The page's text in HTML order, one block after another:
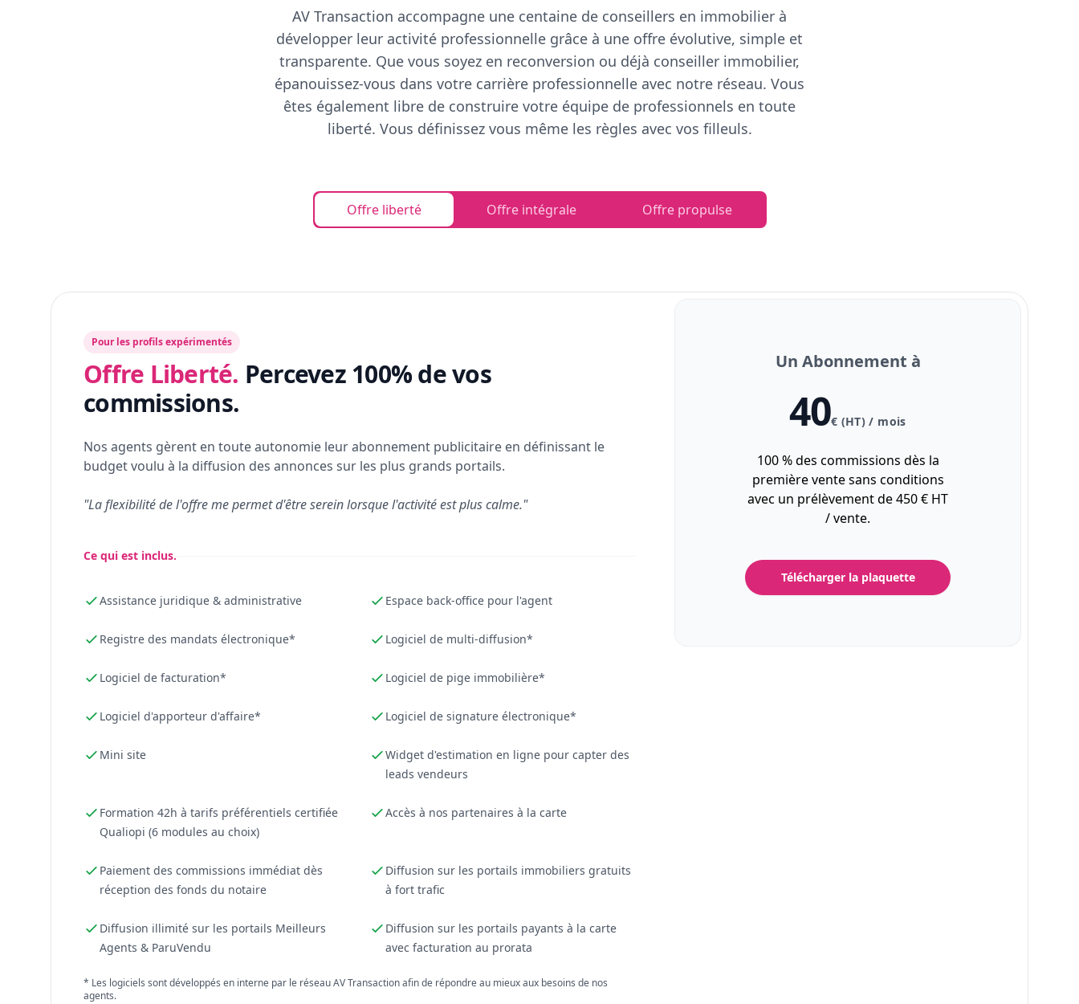
AV Transaction accompagne une centaine de conseillers en immobilier à
développer leur activité professionnelle grâce à une offre évolutive, simple et
transparente. Que vous soyez en reconversion ou déjà conseiller immobilier,
épanouissez-vous dans votre carrière professionnelle avec notre réseau. Vous
êtes également libre de construire votre équipe de professionnels en toute
liberté. Vous définissez vous même les règles avec vos filleuls.
Offre liberté Offre intégrale Offre propulse
Pour les profils expérimentés
Offre Liberté. Percevez 100% de vos
commissions.
Nos agents gèrent en toute autonomie leur abonnement publicitaire en définissant le
budget voulu à la diffusion des annonces sur les plus grands portails.
"La flexibilité de l'offre me permet d'être serein lorsque l'activité est plus calme."
Ce qui est inclus.
Assistance juridique & administrative Espace back-office pour l'agent
Registre des mandats électronique* Logiciel de multi-diffusion*
Logiciel de facturation* Logiciel de pige immobilière*
Logiciel d'apporteur d'affaire* Logiciel de signature électronique*
Mini site
Widget d'estimation en ligne pour capter des
leads vendeurs
Formation 42h à tarifs préférentiels certifiée
Qualiopi (6 modules au choix)
Accès à nos partenaires à la carte
Paiement des commissions immédiat dès
réception des fonds du notaire
Diffusion sur les portails immobiliers gratuits
à fort trafic
Diffusion illimité sur les portails Meilleurs
Agents & ParuVendu
Diffusion sur les portails payants à la carte
avec facturation au prorata
* Les logiciels sont développés en interne par le réseau AV Transaction afin de répondre au mieux aux besoins de nos
agents.
Un Abonnement à
40€ (HT) / mois
100 % des commissions dès la
première vente sans conditions
avec un prélèvement de 450 € HT
/ vente.
Télécharger la plaquette